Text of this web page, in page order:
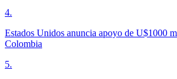
4.
Estados Unidos anuncia apoyo de U$1000
Colombia
5.